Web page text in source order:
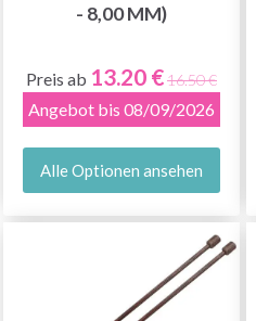
- 8,00 MM)
Preis ab 13.20 €16.50 €
Angebot bis 08/09/2026
Alle Optionen ansehen